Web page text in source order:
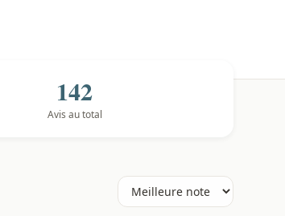
142
Avis au total